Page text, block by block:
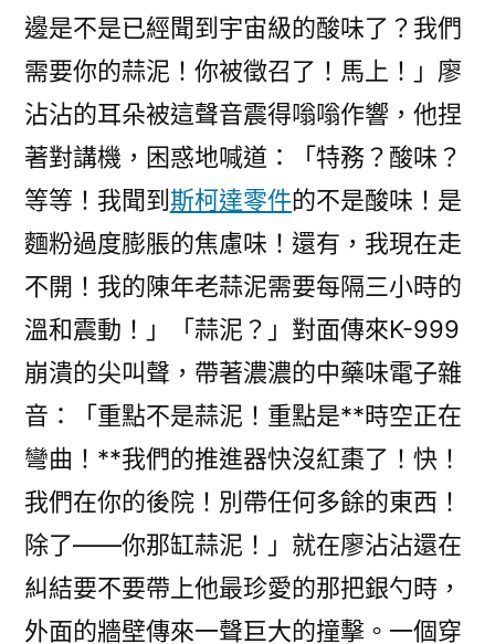
邊是不是已經聞到宇宙級的酸味了？我們
需要你的蒜泥！你被徵召了！馬上！」廖
沾沾的耳朵被這聲音震得嗡嗡作響，他捏
著對講機，困惑地喊道：「特務？酸味？
等等！我聞到 斯柯達零件的不是酸味！是
麵粉過度膨脹的焦慮味！還有，我現在走
不開！我的陳年老蒜泥需要每隔三小時的
溫和震動！」「蒜泥？」對面傳來K-999
崩潰的尖叫聲，帶著濃濃的中藥味電子雜
音：「重點不是蒜泥！重點是**時空正在
彎曲！**我們的推進器快沒紅棗了！快！
我們在你的後院！別帶任何多餘的東西！
除了——你那缸蒜泥！」就在廖沾沾還在
糾結要不要帶上他最珍愛的那把銀勺時，
外面的牆壁傳來一聲巨大的撞擊。一個穿